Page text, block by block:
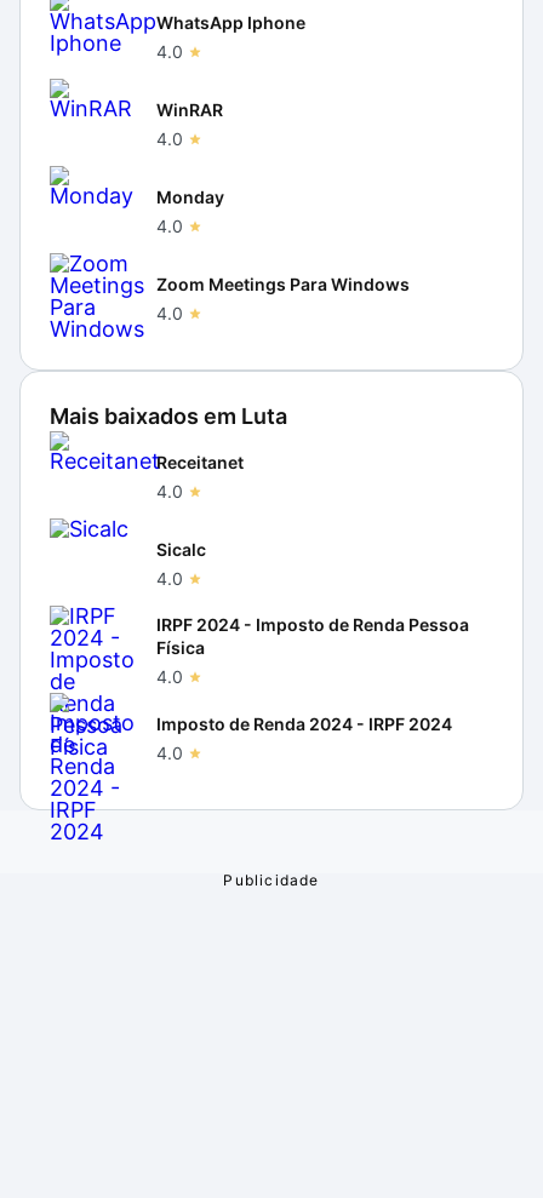
WhatsApp Iphone
4.0
WinRAR
4.0
Monday
4.0
Zoom Meetings Para Windows
4.0
Mais baixados em Luta
Receitanet
4.0
Sicalc
4.0
IRPF 2024 - Imposto de Renda Pessoa
Física
4.0
Imposto de Renda 2024 - IRPF 2024
4.0